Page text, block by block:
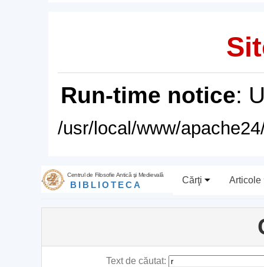
Run-time notice:
/usr/local/www/
Centrul de Filosofie Antică şi Medievală
BIBLIOTECA Cărţi Articole
Text de căutat: